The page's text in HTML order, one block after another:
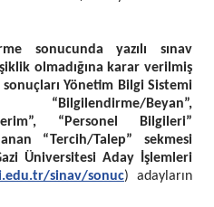
sonucunda yazılı sınav
olmadığına karar verilmiş
sonuçları Yönetim Bilgi Sistemi
Beyan”,
“Personel Bilgileri”
“Tercih/Talep” sekmesi
Üniversitesi Aday İşlemleri
sinav/sonuc) adayların